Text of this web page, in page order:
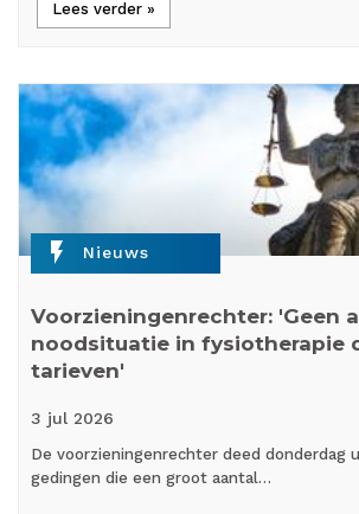
Lees verder »
flash_on Nieuws
Voorzieningenrechter: 'Geen
noodsituatie in fysiotherapie
tarieven'
3 jul 2026
De voorzieningenrechter deed donderdag
gedingen die een groot aantal…